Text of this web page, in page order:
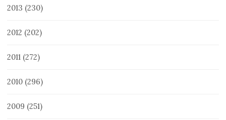
2013 (230)
2012 (202)
2011 (272)
2010 (296)
2009 (251)